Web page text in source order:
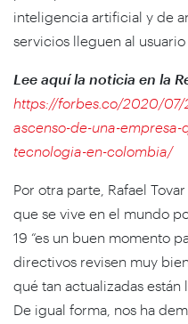
inteligencia artificial y de
servicios lleguen al usuario
Lee aquí la noticia en la
https://forbes.co/2020/07/
ascenso-de-una-
tecnologia-en-colombia/
Por otra parte, Rafael
que se vive en el mundo
19 “es un buen momento
directivos revisen muy
qué tan actualizadas están
De igual forma, nos ha